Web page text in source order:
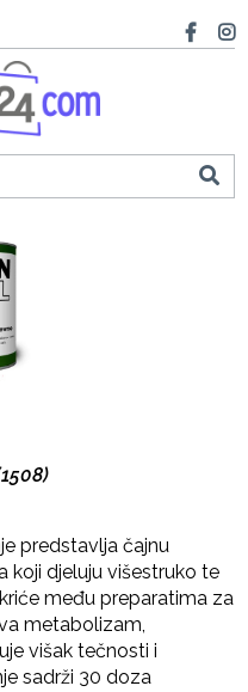
predstavlja čajnu
koji djeluju višestruko te
među preparatima za
metabolizam,
višak tečnosti i
sadrži 30 doza